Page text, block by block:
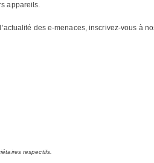
appareils.
des e-menaces, inscrivez-vous à
respectifs.